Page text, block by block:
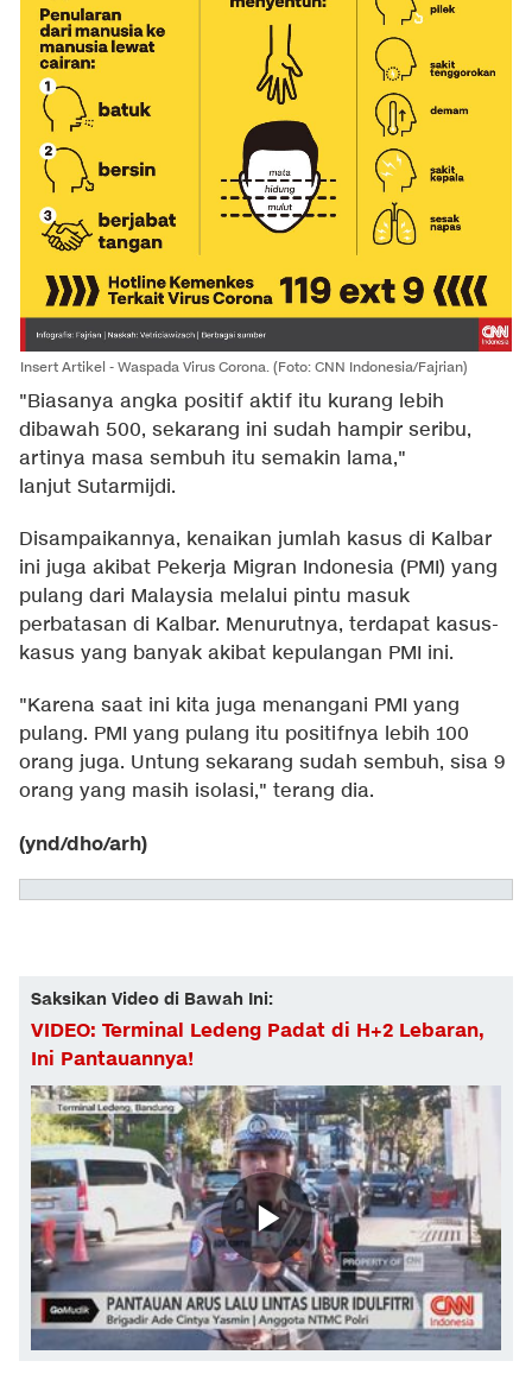
Insert Artikel - Waspada Virus Corona. (Foto: CNN Indonesia/Fajrian)
"Biasanya angka positif aktif itu kurang lebih
dibawah 500, sekarang ini sudah hampir seribu,
artinya masa sembuh itu semakin lama,"
lanjut Sutarmijdi.
Disampaikannya, kenaikan jumlah kasus di Kalbar
ini juga akibat Pekerja Migran Indonesia (PMI) yang
pulang dari Malaysia melalui pintu masuk
perbatasan di Kalbar. Menurutnya, terdapat kasus-
kasus yang banyak akibat kepulangan PMI ini.
"Karena saat ini kita juga menangani PMI yang
pulang. PMI yang pulang itu positifnya lebih 100
orang juga. Untung sekarang sudah sembuh, sisa 9
orang yang masih isolasi," terang dia.
(ynd/dho/arh)
Saksikan Video di Bawah Ini:
VIDEO: Terminal Ledeng Padat di H+2 Lebaran,
Ini Pantauannya!